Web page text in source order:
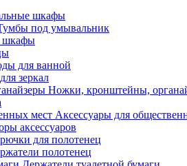
шкафы
под умывальник
шкафы
для ванной
зеркал
Ножки, кронштейны,
Аксессуары для
аксессуаров
для полотенец
полотенец